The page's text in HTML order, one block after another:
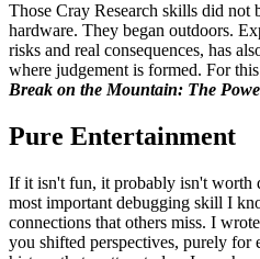
Those Cray Research skills did not
hardware. They began outdoors.
risks and real consequences, has
where judgement is formed. For
Break on the Mountain: The
Pure Entertainment
If it isn't fun, it probably isn't worth
most important debugging skill I
connections that others miss. I wrote
you shifted perspectives, purely for